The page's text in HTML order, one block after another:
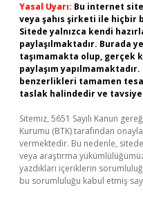
Yasal Uyarı: Bu internet
veya şahıs şirketi ile hiçbir
Sitede yalnızca kendi
paylaşılmaktadır. Burada
taşımamakta olup, gerçek
paylaşım
benzerlikleri tamamen
taslak halindedir ve
Sitemiz, 5651 Sayılı Kanun
Kurumu (BTK) tarafından
vermektedir. Bu nedenle,
veya araştırma
yazdıkları içeriklerin
bu sorumluluğu kabul etmiş